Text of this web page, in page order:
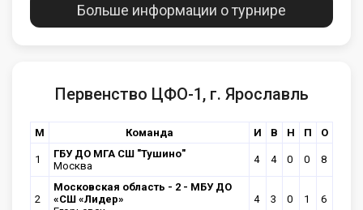
Больше информации о турнире
Первенство ЦФО-1, г. Ярославль
М Команда И В Н П О
1
ГБУ ДО МГА СШ "Тушино"
Москва
4 4 0 0 8
2
Московская область - 2 - МБУ ДО
«СШ «Лидер»
4 3 0 1 6